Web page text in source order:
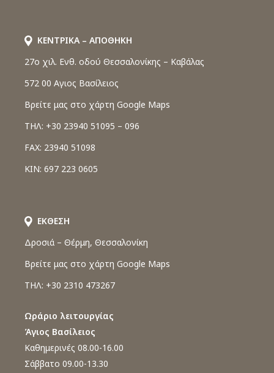
ΚΕΝΤΡΙΚΑ – ΑΠΟΘΗΚΗ
27o χιλ. Ενθ. οδού Θεσσαλονίκης – Καβάλας
572 00 Αγιος Βασίλειος
Βρείτε μας στο χάρτη Google Maps
ΤΗΛ: +30 23940 51095 – 096
FAX: 23940 51098
ΚΙΝ: 697 223 0605
ΕΚΘΕΣΗ
Δροσιά – Θέρμη, Θεσσαλονίκη
Βρείτε μας στο χάρτη Google Maps
ΤΗΛ: +30 2310 473267
Ωράριο λειτουργίας
Άγιος Βασίλειος
Καθημερινές 08.00-16.00
Σάββατο 09.00-13.30